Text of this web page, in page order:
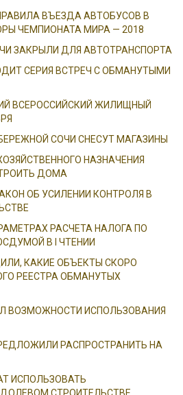
ВЪЕЗДА АВТОБУСОВ В
ЧЕМПИОНАТА МИРА — 2018
ЗАКРЫЛИ ДЛЯ АВТОТРАНСПОРТА
СЕРИЯ ВСТРЕЧ С ОБМАНУТЫМИ
ВСЕРОССИЙСКИЙ ЖИЛИЩНЫЙ
СОЧИ СНЕСУТ МАГАЗИНЫ
НАЗНАЧЕНИЯ
ДОМА
ОБ УСИЛЕНИИ КОНТРОЛЯ В
РАСЧЕТА НАЛОГА ПО
В I ЧТЕНИИ
КАКИЕ ОБЪЕКТЫ СКОРО
РЕЕСТРА ОБМАНУТЫХ
ВОЗМОЖНОСТИ ИСПОЛЬЗОВАНИЯ
РАСПРОСТРАНИТЬ НА
ИСПОЛЬЗОВАТЬ